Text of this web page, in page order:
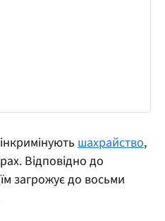
шахрайство,
Відповідно до
загрожує до восьми